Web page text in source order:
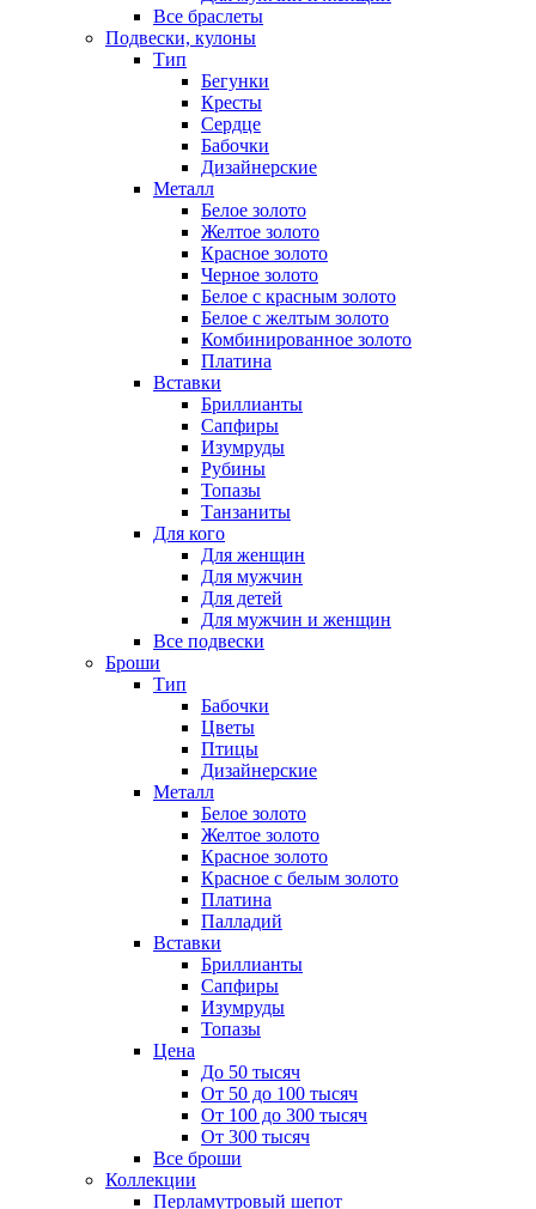
Все браслеты
Подвески, кулоны
Тип
Бегунки
Кресты
Сердце
Бабочки
Дизайнерские
Металл
Белое золото
Желтое золото
Красное золото
Черное золото
Белое с красным золото
Белое с желтым золото
Комбинированное золото
Платина
Вставки
Бриллианты
Сапфиры
Изумруды
Рубины
Топазы
Танзаниты
Для кого
Для женщин
Для мужчин
Для детей
Для мужчин и женщин
Все подвески
Броши
Тип
Бабочки
Цветы
Птицы
Дизайнерские
Металл
Белое золото
Желтое золото
Красное золото
Красное с белым золото
Платина
Палладий
Вставки
Бриллианты
Сапфиры
Изумруды
Топазы
Цена
До 50 тысяч
От 50 до 100 тысяч
От 100 до 300 тысяч
От 300 тысяч
Все броши
Коллекции
Перламутровый шепот